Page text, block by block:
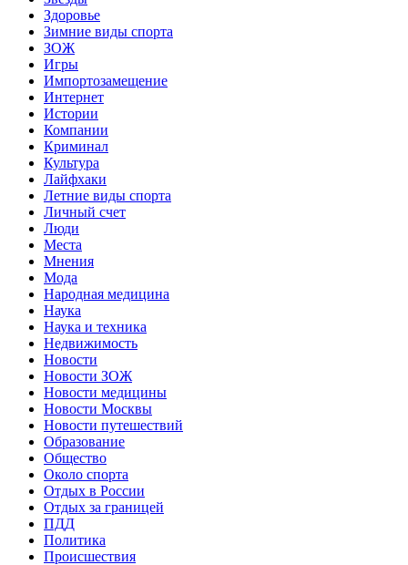
Здоровье
Зимние виды спорта
ЗОЖ
Игры
Импортозамещение
Интернет
Истории
Компании
Криминал
Культура
Лайфхаки
Летние виды спорта
Личный счет
Люди
Места
Мнения
Мода
Народная медицина
Наука
Наука и техника
Недвижимость
Новости
Новости ЗОЖ
Новости медицины
Новости Москвы
Новости путешествий
Образование
Общество
Около спорта
Отдых в России
Отдых за границей
ПДД
Политика
Происшествия